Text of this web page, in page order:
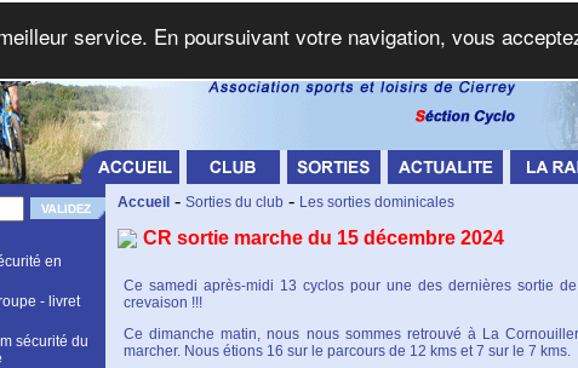
en
- livret
sécurité du
Accueil - Sorties du club - Les sorties dominicales
CR sortie marche du 15 décembre 2024
Ce samedi après-midi 13 cyclos pour une des dernières sortie
crevaison !!!
Ce dimanche matin, nous nous sommes retrouvé à La
marcher. Nous étions 16 sur le parcours de 12 kms et 7 sur le 7 kms.
service. En poursuivant votre navigation, vous